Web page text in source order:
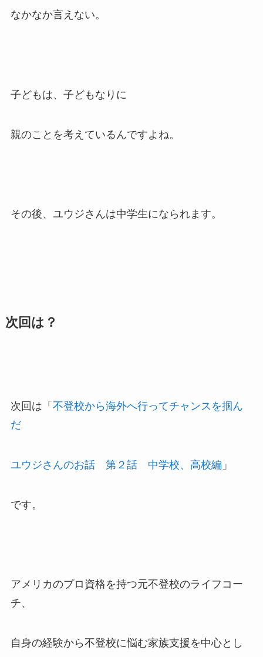
なかなか言えない。
子どもは、子どもなりに
親のことを考えているんですよね。
その後、ユウジさんは中学生になられます。
次回は？
次回は「 不登校から海外へ行ってチャンスを掴ん
だ
ユウジさんのお話 第２話 中学校、高校編 」
です。
アメリカのプロ資格を持つ元不登校のライフコー
チ、
自身の経験から不登校に悩む家族支援を中心とし